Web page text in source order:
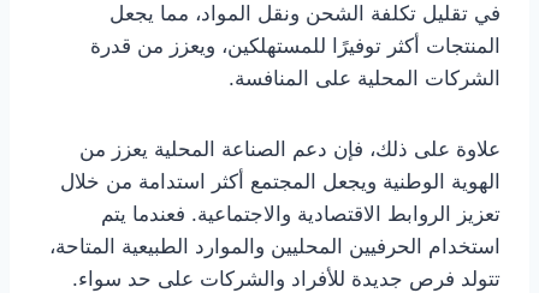
في تقليل تكلفة الشحن ونقل المواد، مما يجعل
المنتجات أكثر توفيرًا للمستهلكين، ويعزز من قدرة
الشركات المحلية على المنافسة.
علاوة على ذلك، فإن دعم الصناعة المحلية يعزز من
الهوية الوطنية ويجعل المجتمع أكثر استدامة من خلال
تعزيز الروابط الاقتصادية والاجتماعية. فعندما يتم
استخدام الحرفيين المحليين والموارد الطبيعية المتاحة،
تتولد فرص جديدة للأفراد والشركات على حد سواء.